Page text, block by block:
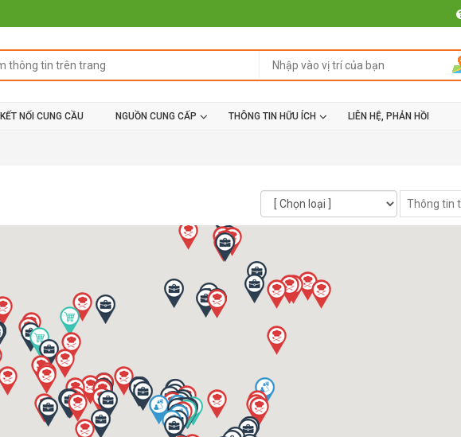
KẾT NỐI CUNG CẦU NGUỒN CUNG CẤP THÔNG TIN HỮU ÍCH LIÊN HỆ, PHẢN HỒI